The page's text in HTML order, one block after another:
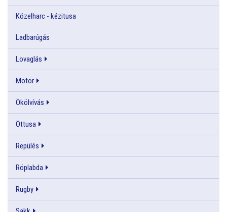
Közelharc - kézitusa
Ladbarúgás
Lovaglás
Motor
Ökölvívás
Öttusa
Repülés
Röplabda
Rugby